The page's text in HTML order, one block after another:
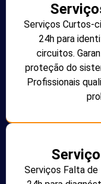
Serviços Curtos-
24h para
circuitos.
proteção do
Profissionais
Serviços Falta de